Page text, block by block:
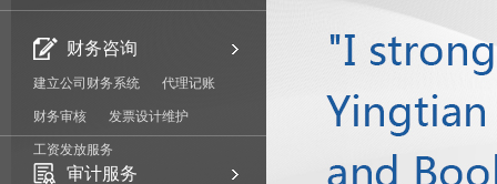
财务咨询
建立公司财务系统 代理记账
财务审核 发票设计维护
工资发放服务
审计服务